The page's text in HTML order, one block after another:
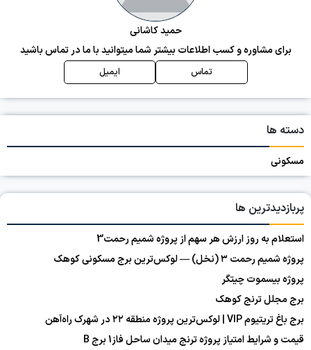
حمید کاشانی
برای مشاوره و کسب اطلاعات بیشتر شما میتوانید با ما در تماس باشید
تماس ایمیل
دسته ها
مسکونی
پربازدیدترین ها
استعلام به روز ارزش هر سهم از پروژه شمیم رحمت3
پروژه شمیم رحمت ۳ (نخل) — لوکس‌ترین برج مسکونی کوهک
پروژه بیسموت چیتگر
برج مجلل ترنج کوهک
برج باغ تریتیوم VIP | لوکس‌ترین پروژه منطقه ۲۲ در شهرک راه‌آهن
قیمت و شرایط امتیاز پروژه ترنج میدان ساحل فاز1 برج B